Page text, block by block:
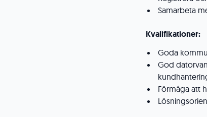
Samarbeta
Kvalifikationer:
Goda
God
Förmåga att